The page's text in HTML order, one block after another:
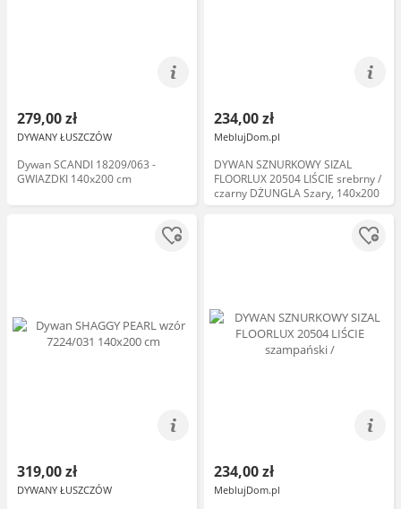
279,00 zł
DYWANY ŁUSZCZÓW
Dywan SCANDI 18209/063 -
GWIAZDKI 140x200 cm
234,00 zł
MeblujDom.pl
DYWAN SZNURKOWY SIZAL
FLOORLUX 20504 LIŚCIE srebrny /
czarny DŻUNGLA Szary, 140x200
319,00 zł
DYWANY ŁUSZCZÓW
234,00 zł
MeblujDom.pl